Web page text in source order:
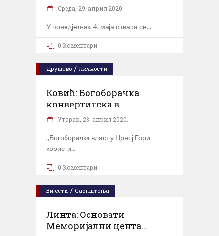
Cреда, 29. април 2020.
У понедјељак, 4. маја отвара се
0 Коментари
Друштво / Личности
Ковић: Богоборачка
конвертитска в...
Уторак, 28. април 2020.
,,Богоборачка власт у Црној Гори
користи
0 Коментари
Вијести / Саопштења
Линта: Основати
Меморијални цента...